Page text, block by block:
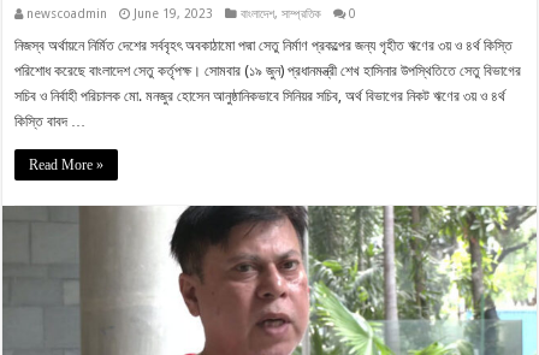
newscoadmin June 19, 2023 বাংলাদেশ,সাম্প্রতিক 0
নিজস্ব অর্থায়নে নির্মিত দেশের সর্ববৃহৎ অবকাঠামো পদ্মা সেতু নির্মাণ প্রকল্পের জন্য গৃহীত ঋণের ৩য় ও ৪র্থ কিস্তি
পরিশোধ করেছে বাংলাদেশ সেতু কর্তৃপক্ষ। সোমবার (১৯ জুন) প্রধানমন্ত্রী শেখ হাসিনার উপস্থিতিতে সেতু বিভাগের
সচিব ও নির্বাহী পরিচালক মো. মনজুর হোসেন আনুষ্ঠানিকভাবে সিনিয়র সচিব, অর্থ বিভাগের নিকট ঋণের ৩য় ও ৪র্থ
কিস্তি বাবদ …
Read More »